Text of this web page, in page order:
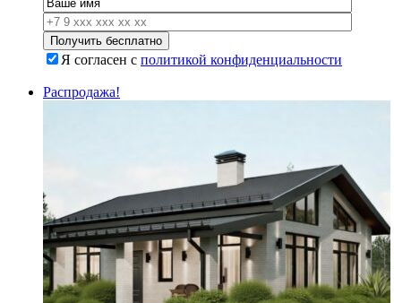
Я согласен с политикой конфиденциальности
Распродажа!